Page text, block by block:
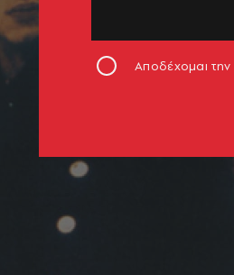
Αποδέχομαι την